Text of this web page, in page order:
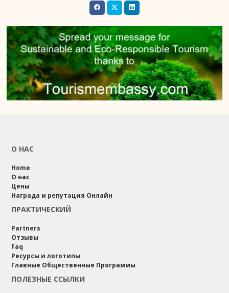
О НАС
Home
О нас
Цены
Награда и репутация Онлайн
ПРАКТИЧЕСКИЙ
Partners
Отзывы
Faq
Ресурсы и логотипы
Главные Общественные Программы
ПОЛЕЗНЫЕ ССЫЛКИ